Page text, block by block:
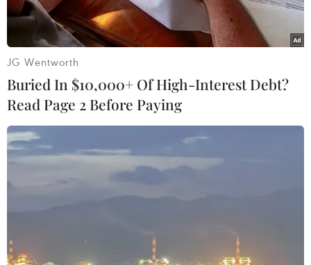
các biện pháp phòng ngừa sóng thần.
JG Wentworth
Buried In $10,000+ Of High-Interest Debt?
Read Page 2 Before Paying